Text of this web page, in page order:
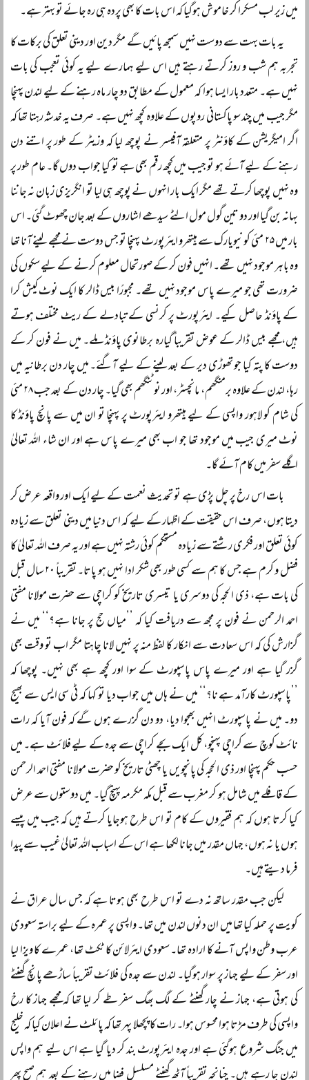
میں زیر لب مسکرا کر خاموش ہوگیا کہ اس بات کا بھی پردہ ہی رہ جائے تو بہتر ہے۔
یہ بات بہت سے دوست نہیں سمجھ پائیں گے مگر دین اور دینی تعلق کی برکات کا
تجربہ ہم شب و روز کرتے رہتے ہیں اس لیے ہمارے لیے یہ کوئی تعجب کی بات
نہیں ہے۔ متعدد بار ایسا ہوا کہ معمول کے مطابق دو چار ماہ رہنے کے لیے لندن پہنچا
مگر جیب میں چند سو پاکستانی روپوں کے علاوہ کچھ نہیں ہے۔ صرف یہ خدشہ رہتا تھا کہ
اگر امیگریشن کے کاؤنٹر پر متعلقہ آفیسر نے پوچھ لیا کہ وزیٹر کے طور پر اتنے دن
رہنے کے لیے آئے ہو تو جیب میں کچھ رقم بھی ہے تو کیا جواب دوں گا۔ عام طور پر
وہ نہیں پوچھا کرتے تھے مگر ایک بار انہوں نے پوچھ ہی لیا تو انگریزی زبان نہ جاننا
بہانہ بن گیا اور دو تین گول مول الٹے سیدھے اشاروں کے بعد جان چھوٹ گئی۔ اس
بار میں ۲۵ مئی کو نیویارک سے ہیتھرو ایئرپورٹ پہنچا تو جس دوست نے مجھے لینے آنا تھا
وہ باہر موجود نہیں تھے۔ انہیں فون کر کے صورتحال معلوم کرنے کے لیے سکوں کی
ضرورت تھی جو میرے پاس موجود نہیں تھے۔ مجبورًا بیس ڈالر کا ایک نوٹ کیش کرا
کے پاؤنڈ حاصل کیے۔ ایئرپورٹ پر کرنسی کے تبادلے کے ریٹ مختلف ہوتے
ہیں، مجھے بیس ڈالر کے عوض تقریباً گیارہ برطانوی پاؤنڈ ملے۔ میں نے فون کر کے
دوست کا پتہ کیا جو تھوڑی دیر کے بعد لینے کے لیے آگئے۔ میں چار دن برطانیہ میں
رہا، لندن کے علاوہ برمنگھم، مانچسٹر، اور نوٹنگھم بھی گیا۔ چار دن کے بعد جب ۲۸ مئی
کی شام کو لاہور واپسی کے لیے ہیتھرو ایئرپورٹ پر پہنچا تو ان میں سے پانچ پاؤنڈ کا
نوٹ میری جیب میں موجود تھا جو اب بھی میرے پاس ہے اور ان شاء اللہ تعالیٰ
اگلے سفر میں کام آئے گا۔
بات اس رخ پر چل پڑی ہے تو تحدیث نعمت کے لیے ایک اور واقعہ عرض کر
دیتا ہوں، صرف اس حقیقت کے اظہار کے لیے کہ اس دنیا میں دینی تعلق سے زیادہ
کوئی تعلق اور فکری رشتے سے زیادہ مستحکم کوئی رشتہ نہیں ہے اور یہ صرف اللہ تعالیٰ کا
فضل و کرم ہے جس کا ہم سے کسی طور بھی شکر ادا نہیں ہو پاتا۔ تقریباً ۲۰ سال قبل
کی بات ہے، ذی الحجہ کی دوسری یا تیسری تاریخ کو کراچی سے حضرت مولانا مفتی
احمد الرحمن نے فون پر مجھ سے دریافت کیا کہ ’’میاں حج پر جانا ہے؟‘‘ میں نے
گزارش کی کہ اس سعادت سے انکار کا لفظ منہ پر نہیں لانا چاہتا مگر اب تو وقت بھی
گزر گیا ہے اور میرے پاس پاسپورٹ کے سوا اور کچھ ہے بھی نہیں۔ پوچھا کہ
’’پاسپورٹ کارآمد ہے نا؟‘‘ میں نے ہاں میں جواب دیا تو کہا کہ ٹی سی ایس سے بھیج
دو۔ میں نے پاسپورٹ انہیں بھجوا دیا، دو دن گزرے ہوں گے کہ فون آیا کہ رات
نائٹ کوچ سے کراچی پہنچو، کل ایک بجے کراچی سے جدہ کے لیے فلائٹ ہے۔ میں
حسب حکم پہنچا اور ذی الحجہ کی پانچویں یا چھٹی تاریخ کو حضرت مولانا مفتی احمد الرحمن
کے قافلے میں شامل ہو کر مغرب سے قبل مکہ مکرمہ پہنچ گیا۔ میں دوستوں سے عرض
کیا کرتا ہوں کہ ہم فقیروں کے کام تو اس طرح ہوجایا کرتے ہیں کہ جیب میں پیسے
ہوں یا نہ ہوں، جہاں مقدر میں جانا لکھا ہے اس کے اسباب اللہ تعالیٰ غیب سے پیدا
فرما دیتے ہیں۔
لیکن جب مقدر ساتھ نہ دے تو اس طرح بھی ہوتا ہے کہ جس سال عراق نے
کویت پر حملہ کیا تھا میں ان دنوں لندن میں تھا۔ واپسی پر عمرہ کے لیے براستہ سعودی
عرب وطن واپس آنے کا ارادہ تھا۔ سعودی ایئرلائن کا ٹکٹ تھا، عمرے کا ویزا لیا
اور سفر کے لیے جہاز پر سوار ہوگیا۔ لندن سے جدہ کی فلائٹ تقریباً ساڑھے پانچ گھنٹے
کی ہوتی ہے، جہاز نے چار گھنٹے کے لگ بھگ سفر طے کر لیا تھا کہ مجھے جہاز کا رخ
واپسی کی طرف مڑتا ہوا محسوس ہوا۔ رات کا پچھلا پہر تھا کہ پائلٹ نے اعلان کیا کہ خلیج
میں جنگ شروع ہوگئی ہے اور جدہ ایئرپورٹ بند کر دیا گیا ہے اس لیے ہم واپس